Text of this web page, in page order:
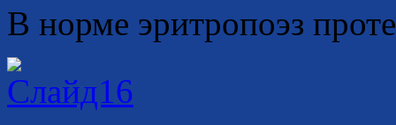
В норме эритропоэз